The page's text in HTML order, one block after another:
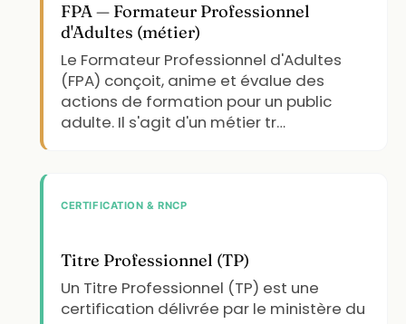
FPA — Formateur Professionnel
d'Adultes (métier)
Le Formateur Professionnel d'Adultes
(FPA) conçoit, anime et évalue des
actions de formation pour un public
adulte. Il s'agit d'un métier tr…
CERTIFICATION & RNCP
Titre Professionnel (TP)
Un Titre Professionnel (TP) est une
certification délivrée par le ministère du